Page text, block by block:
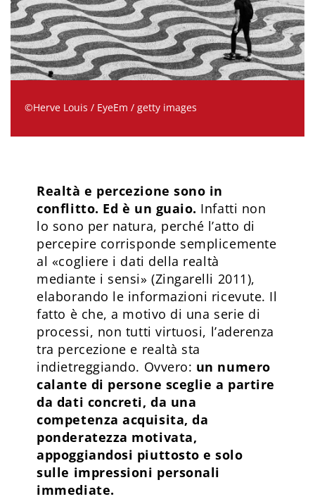
©Herve Louis / EyeEm / getty images
Realtà e percezione sono in
conflitto. Ed è un guaio. Infatti non
lo sono per natura, perché l’atto di
percepire corrisponde semplicemente
al «cogliere i dati della realtà
mediante i sensi» (Zingarelli 2011),
elaborando le informazioni ricevute. Il
fatto è che, a motivo di una serie di
processi, non tutti virtuosi, l’aderenza
tra percezione e realtà sta
indietreggiando. Ovvero: un numero
calante di persone sceglie a partire
da dati concreti, da una
competenza acquisita, da
ponderatezza motivata,
appoggiandosi piuttosto e solo
sulle impressioni personali
immediate.